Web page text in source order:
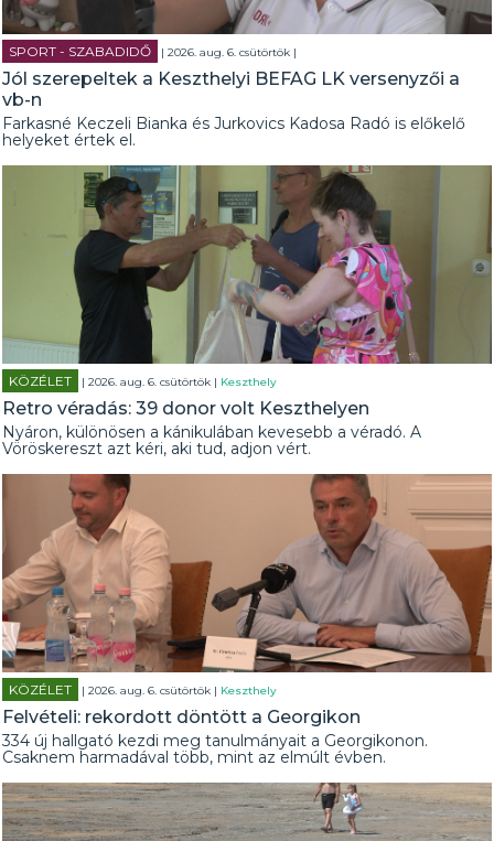
SPORT - SZABADIDŐ | 2026. aug. 6. csütörtök |
Jól szerepeltek a Keszthelyi BEFAG LK versenyzői a
vb-n
Farkasné Keczeli Bianka és Jurkovics Kadosa Radó is előkelő
helyeket értek el.
KÖZÉLET | 2026. aug. 6. csütörtök | Keszthely
Retro véradás: 39 donor volt Keszthelyen
Nyáron, különösen a kánikulában kevesebb a véradó. A
Vöröskereszt azt kéri, aki tud, adjon vért.
KÖZÉLET | 2026. aug. 6. csütörtök | Keszthely
Felvételi: rekordott döntött a Georgikon
334 új hallgató kezdi meg tanulmányait a Georgikonon.
Csaknem harmadával több, mint az elmúlt évben.